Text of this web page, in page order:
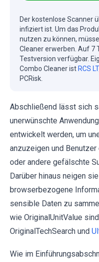
Der kostenlose Scanner
infiziert ist. Um das
nutzen zu können,
Cleaner erwerben. Auf 7
Testversion verfügbar.
Combo Cleaner ist RCS LT
PCRisk.
Abschließend lässt sich
unerwünschte
entwickelt werden, um
anzuzeigen und
oder andere gefälschte
Darüber hinaus neigen
browserbezogene
sensible Daten zu
wie OriginalUnitValue sind
OriginalTechSearch und
Wie im